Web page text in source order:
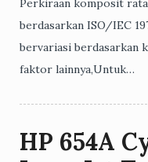
berdasarkan ISO/IEC
bervariasi berdasarkan
faktor lainnya,Untuk…
HP 654A